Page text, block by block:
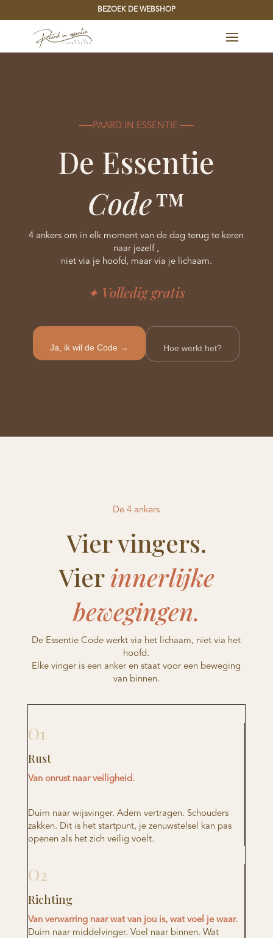
BEZOEK DE WEBSHOP
──PAARD IN ESSENTIE ──
De Essentie
Code™
4 ankers om in elk moment van de dag terug te keren
naar jezelf ,
niet via je hoofd, maar via je lichaam.
✦ Volledig gratis
Ja, ik wil de Code → Hoe werkt het?
De 4 ankers
Vier vingers.
Vierinnerlijke
bewegingen.
De Essentie Code werkt via het lichaam, niet via het
hoofd.
Elke vinger is een anker en staat voor een beweging
van binnen.
O1
Rust
Van onrust naar veiligheid.
Duim naar wijsvinger. Adem vertragen. Schouders
zakken. Dit is het startpunt, je zenuwstelsel kan pas
openen als het zich veilig voelt.
O2
Richting
Van verwarring naar wat van jou is, wat voel je waar.
Duim naar middelvinger. Voel naar binnen. Wat